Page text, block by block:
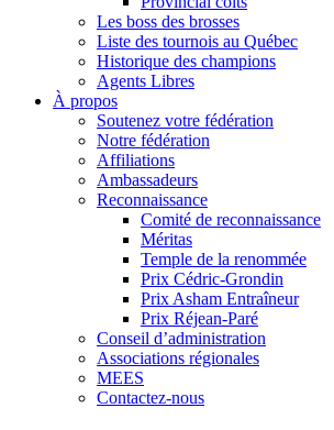
Les boss des brosses
Liste des tournois au Québec
Historique des champions
Agents Libres
À propos
Soutenez votre fédération
Notre fédération
Affiliations
Ambassadeurs
Reconnaissance
Comité de reconnaissance
Méritas
Temple de la renommée
Prix Cédric-Grondin
Prix Asham Entraîneur
Prix Réjean-Paré
Conseil d’administration
Associations régionales
MEES
Contactez-nous